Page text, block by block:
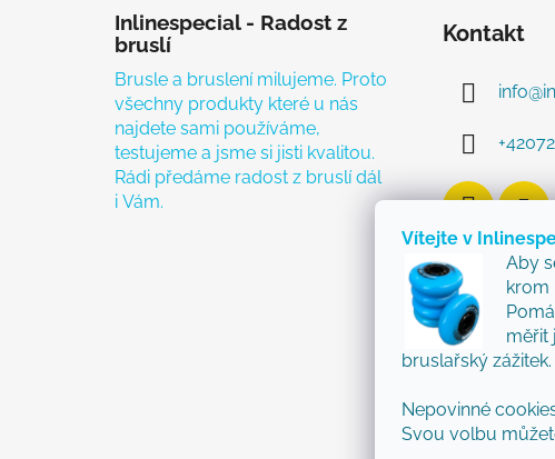
Vítejte v
Aby
krom
měřit
bruslařský zážitek.
Nepovinné
Svou volbu
Inlinespecial - Radost z
bruslí
Brusle a bruslení milujeme. Proto
všechny produkty které u nás
najdete sami používáme,
testujeme a jsme si jisti kvalitou.
Rádi předáme radost z bruslí dál
i Vám.
Kontakt
info@